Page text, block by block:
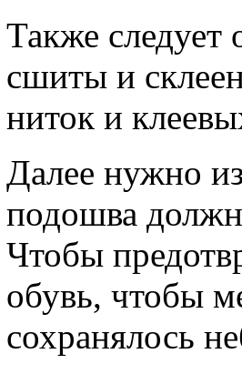
Также следует
сшиты и
ниток и
Далее нужно
подошва
Чтобы
обувь, чтобы
сохранялось